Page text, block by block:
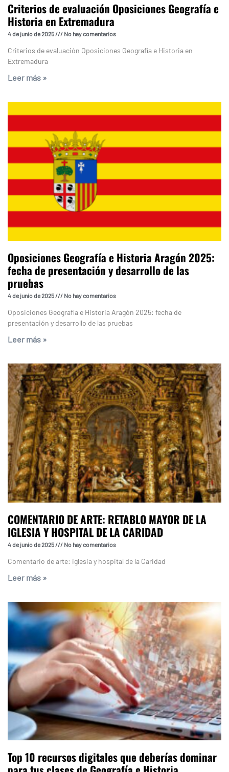
Criterios de evaluación Oposiciones Geografía e
Historia en Extremadura
4 de junio de 2025 No hay comentarios
Criterios de evaluación Oposiciones Geografía e Historia en
Extremadura
Leer más »
Oposiciones Geografía e Historia Aragón 2025:
fecha de presentación y desarrollo de las
pruebas
4 de junio de 2025 No hay comentarios
Oposiciones Geografía e Historia Aragón 2025: fecha de
presentación y desarrollo de las pruebas
Leer más »
COMENTARIO DE ARTE: RETABLO MAYOR DE LA
IGLESIA Y HOSPITAL DE LA CARIDAD
4 de junio de 2025 No hay comentarios
Comentario de arte: iglesia y hospital de la Caridad
Leer más »
Top 10 recursos digitales que deberías dominar